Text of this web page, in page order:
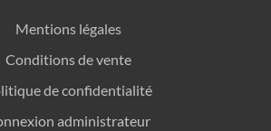
Mentions légales
Conditions de vente
de confidentialité
administrateur